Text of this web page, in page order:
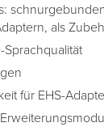
als
Sprachqualität
für EHS-